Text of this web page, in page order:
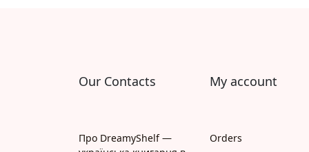
Our Contacts
Про DreamyShelf —
My account
Orders